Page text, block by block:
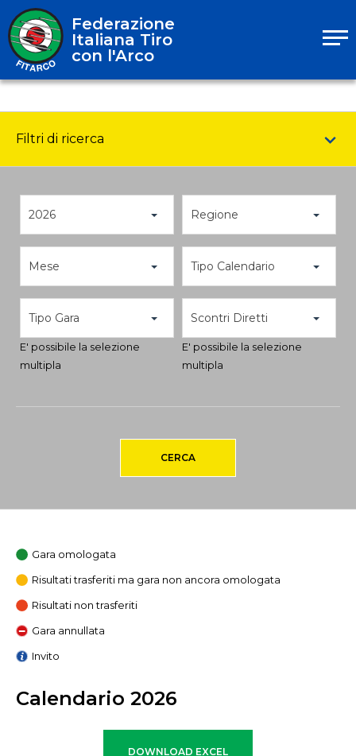
Federazione
Italiana Tiro
con l'Arco
Filtri di ricerca
2026 Regione
Mese Tipo Calendario
Tipo Gara
E' possibile la selezione
multipla
Scontri Diretti
E' possibile la selezione
multipla
CERCA
Gara omologata
Risultati trasferiti ma gara non ancora omologata
Risultati non trasferiti
Gara annullata
Invito
Calendario 2026